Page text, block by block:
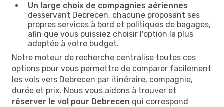
Un large choix de compagnies aériennes
desservant Debrecen, chacune proposant ses
propres services à bord et politiques de bagages,
afin que vous puissiez choisir l'option la plus
adaptée à votre budget.
Notre moteur de recherche centralise toutes ces
options pour vous permettre de comparer facilement
les vols vers Debrecen par itinéraire, compagnie,
durée et prix. Nous vous aidons à trouver et
réserver le vol pour Debrecen qui correspond